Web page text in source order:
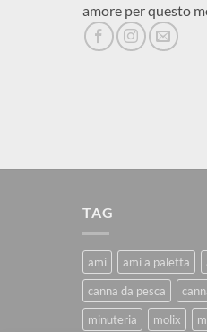
amore per questo
TAG
ami ami a paletta
canna da pesca
minuteria
molix